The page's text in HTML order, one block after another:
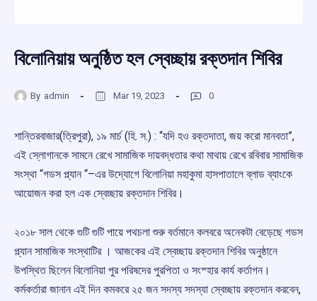
বিলোনিয়ায় অনুষ্ঠিত হল স্বেচ্ছায় রক্তদান শিবির
By admin Mar 19, 2023 0
শান্তিরবাজার(ত্রিপুরা), ১৯ মার্চ (হি. স.) : “যদি হও রক্তদাতা, জয় করো মানবতা”,
এই স্লোগানকে সামনে রেখে সামাজিক দায়বদ্ধতার কথা মাথায় রেখে রবিবার সামাজিক
সংস্থা “গডস প্ল্যান “–এর উদ্যোগে বিলোনিয়া মহাকুমা হাসপাতালে ব্লাড ব্যাংকে
আয়োজন করা হল এক স্বেচ্ছায় রক্তদান শিবির।
২০১৮ সাল থেকে গুটি গুটি পায়ে পথচলা শুরু বর্তমানে কলবরে অনেকটা বেড়েছে গডস
প্ল্যান সামাজিক সংস্থাটির । আজকের এই স্বেচ্ছায় রক্তদান শিবির অনুষ্ঠানে
উপস্থিত ছিলেন বিলোনিয়া পুর পরিষদের পুরপিতা ও সংস্হার কার্য কর্তাগন।
কর্মকর্তারা জানান এই দিন কমকরে ২৫ জন সদস্য সদস্যা স্বেচ্ছায় রক্তদান করবেন,